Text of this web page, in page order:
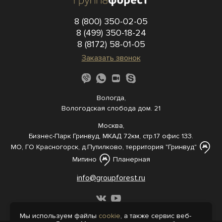
8 (800) 350-02-05
8 (499) 350-18-24
8 (8172) 58-01-05
Заказать звонок
Вологда,
Вологодская слобода дом. 21
Москва,
Бизнес-Парк Гринвуд, МКАД 72км, стр.17 офис 133.
МО, ГО Красногорск, д.Путилково, территория "Гринвуд"
Митино
Планерная
info@groupforest.ru
Мы используем файлы cookie, а также сервис веб-